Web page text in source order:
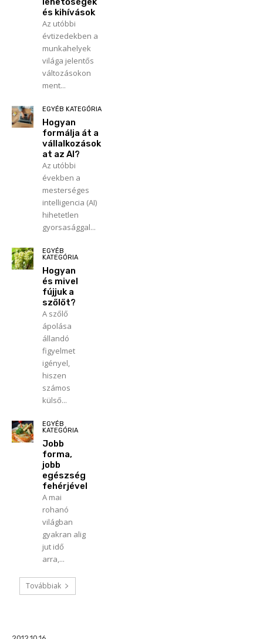
és kihívások
Az utóbbi
évtizedekben a
munkahelyek
világa jelentős
változásokon
ment...
EGYÉB KATEGÓRIA
Hogyan
formálja át a
vállalkozások
at az AI?
Az utóbbi
években a
mesterséges
intelligencia (AI)
hihetetlen
gyorsasággal...
EGYÉB
KATEGÓRIA
Hogyan
és mivel
fújjuk a
szőlőt?
A szőlő
ápolása
állandó
figyelmet
igényel,
hiszen
számos
külső...
EGYÉB
KATEGÓRIA
Jobb
forma,
jobb
egészség
fehérjével
A mai
rohanó
világban
gyakran alig
jut idő
arra,...
Továbbiak